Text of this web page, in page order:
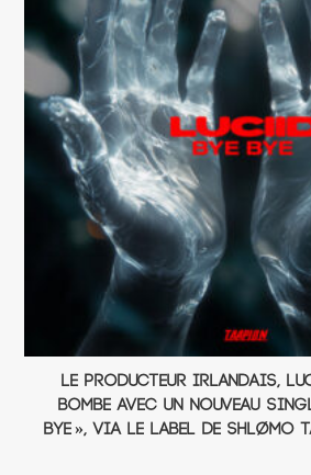
Le producteur irlandais,
bombe avec un nouveau
Bye », via le label de Shlømo